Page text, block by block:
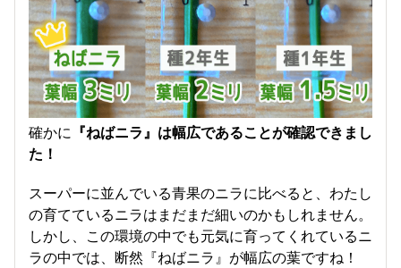
確かに 『ねばニラ』は幅広であることが確認できまし
た！
スーパーに並んでいる青果のニラに比べると、わたし
の育てているニラはまだまだ細いのかもしれません。
しかし、この環境の中でも元気に育ってくれているニ
ラの中では、断然『ねばニラ』が幅広の葉ですね！